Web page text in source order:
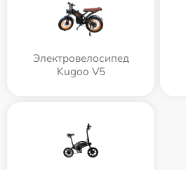
Электровелосипед
Kugoo V5